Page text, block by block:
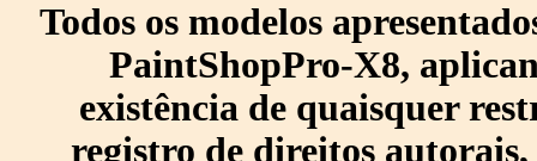
Todos os modelos
PaintShopPro-X8,
existência de quaisquer
registro de direitos